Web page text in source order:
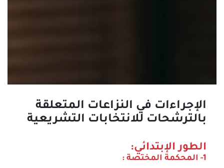
الإجراءات في النزاعات المتعلقة
بالترشحات للانتخابات التشريعية
الطور الإبتدائي:
1- المحكمة المختصة :